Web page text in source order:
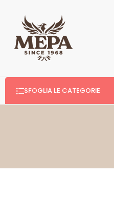
SFOGLIA LE CATEGORIE